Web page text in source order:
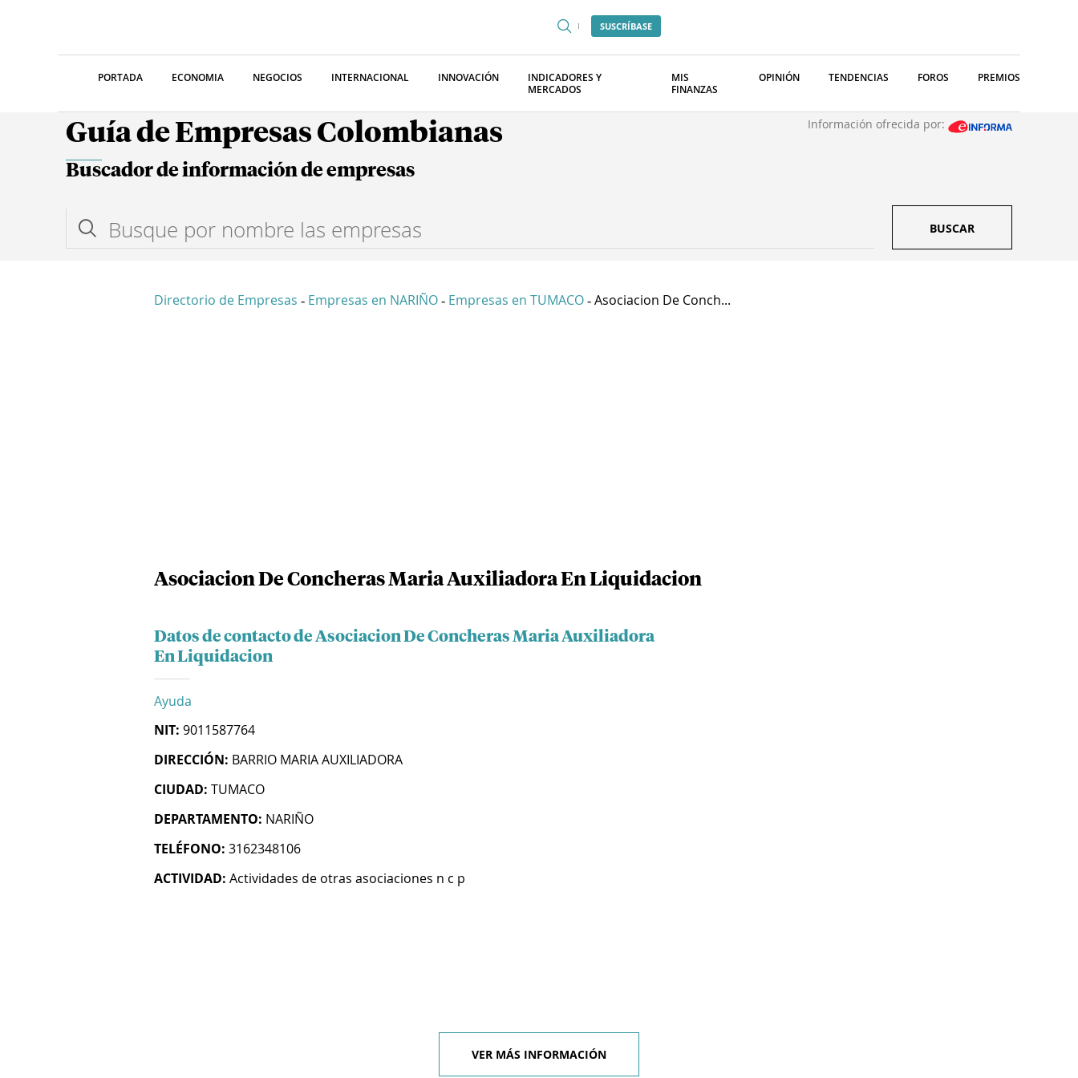
SUSCRÍBASE
PORTADA ECONOMIA NEGOCIOS INTERNACIONAL INNOVACIÓN
INDICADORES Y
MERCADOS
MIS
FINANZAS
OPINIÓN TENDENCIAS FOROS PREMIOS
Guía de Empresas Colombianas Información ofrecida por:
Buscador de información de empresas
BUSCAR
Directorio de Empresas - Empresas en NARIÑO - Empresas en TUMACO - Asociacion De Conch...
Asociacion De Concheras Maria Auxiliadora En Liquidacion
Datos de contacto de Asociacion De Concheras Maria Auxiliadora
En Liquidacion
Ayuda
NIT: 9011587764
DIRECCIÓN: BARRIO MARIA AUXILIADORA
CIUDAD: TUMACO
DEPARTAMENTO: NARIÑO
TELÉFONO: 3162348106
ACTIVIDAD: Actividades de otras asociaciones n c p
VER MÁS INFORMACIÓN